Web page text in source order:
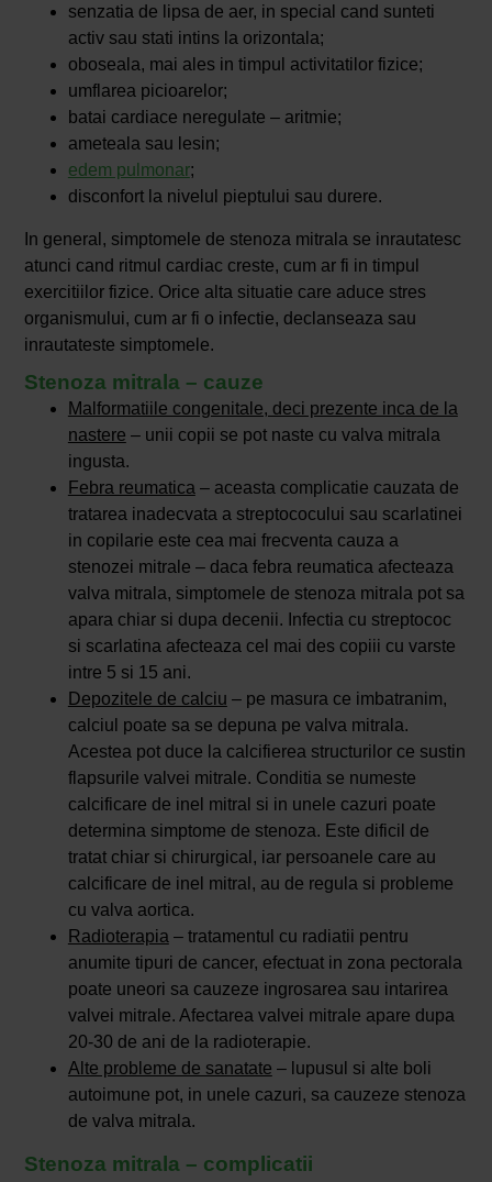
senzatia de lipsa de aer, in special cand sunteti
activ sau stati intins la orizontala;
oboseala, mai ales in timpul activitatilor fizice;
umflarea picioarelor;
batai cardiace neregulate – aritmie;
ameteala sau lesin;
edem pulmonar;
disconfort la nivelul pieptului sau durere.
In general, simptomele de stenoza mitrala se inrautatesc
atunci cand ritmul cardiac creste, cum ar fi in timpul
exercitiilor fizice. Orice alta situatie care aduce stres
organismului, cum ar fi o infectie, declanseaza sau
inrautateste simptomele.
Stenoza mitrala – cauze
Malformatiile congenitale, deci prezente inca de la
nastere – unii copii se pot naste cu valva mitrala
ingusta.
Febra reumatica – aceasta complicatie cauzata de
tratarea inadecvata a streptococului sau scarlatinei
in copilarie este cea mai frecventa cauza a
stenozei mitrale – daca febra reumatica afecteaza
valva mitrala, simptomele de stenoza mitrala pot sa
apara chiar si dupa decenii. Infectia cu streptococ
si scarlatina afecteaza cel mai des copiii cu varste
intre 5 si 15 ani.
Depozitele de calciu – pe masura ce imbatranim,
calciul poate sa se depuna pe valva mitrala.
Acestea pot duce la calcifierea structurilor ce sustin
flapsurile valvei mitrale. Conditia se numeste
calcificare de inel mitral si in unele cazuri poate
determina simptome de stenoza. Este dificil de
tratat chiar si chirurgical, iar persoanele care au
calcificare de inel mitral, au de regula si probleme
cu valva aortica.
Radioterapia – tratamentul cu radiatii pentru
anumite tipuri de cancer, efectuat in zona pectorala
poate uneori sa cauzeze ingrosarea sau intarirea
valvei mitrale. Afectarea valvei mitrale apare dupa
20-30 de ani de la radioterapie.
Alte probleme de sanatate – lupusul si alte boli
autoimune pot, in unele cazuri, sa cauzeze stenoza
de valva mitrala.
Stenoza mitrala – complicatii